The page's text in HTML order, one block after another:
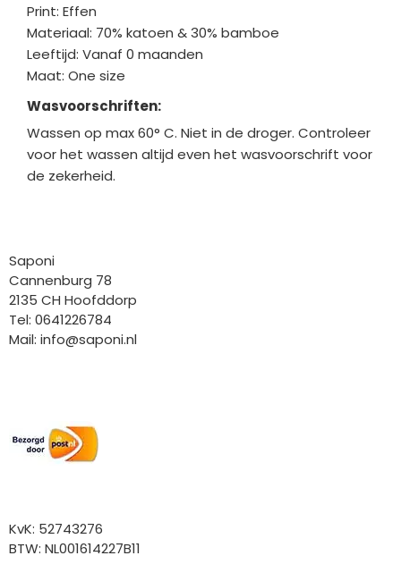
Print: Effen
Materiaal: 70% katoen & 30% bamboe
Leeftijd: Vanaf 0 maanden
Maat: One size
Wasvoorschriften:
Wassen op max 60° C. Niet in de droger. Controleer
voor het wassen altijd even het wasvoorschrift voor
de zekerheid.
Saponi
Cannenburg 78
2135 CH Hoofddorp
Tel: 0641226784
Mail: info@saponi.nl
KvK: 52743276
BTW: NL001614227B11